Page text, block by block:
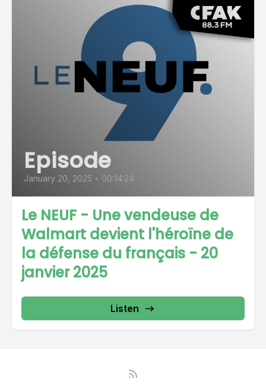
Episode
January 20, 2025 • 00:14:24
Le NEUF - Une vendeuse de
Walmart devient l'héroïne de
la défense du français - 20
janvier 2025
Listen